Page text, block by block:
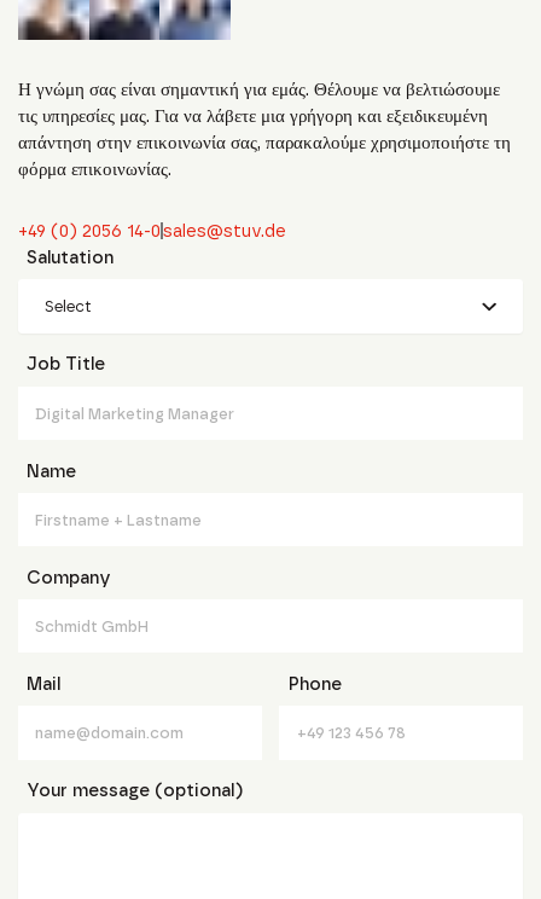
Η γνώμη σας είναι σημαντική για εμάς. Θέλουμε να βελτιώσουμε
τις υπηρεσίες μας. Για να λάβετε μια γρήγορη και εξειδικευμένη
απάντηση στην επικοινωνία σας, παρακαλούμε χρησιμοποιήστε τη
φόρμα επικοινωνίας.
+49 (0) 2056 14-0sales@stuv.de
Salutation
Select
Job Title
Name
Company
Mail Phone
Your message (optional)